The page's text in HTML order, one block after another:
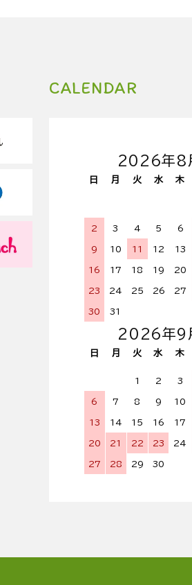
CALENDAR
2026年8
日 月 火 水 木
2 3 4 5 6
9 10 11 12 13
16 17 18 19 20
23 24 25 26 27
30 31
2026年9
日 月 火 水 木
1 2 3
6 7 8 9 10
13 14 15 16 17
20 21 22 23 24
27 28 29 30